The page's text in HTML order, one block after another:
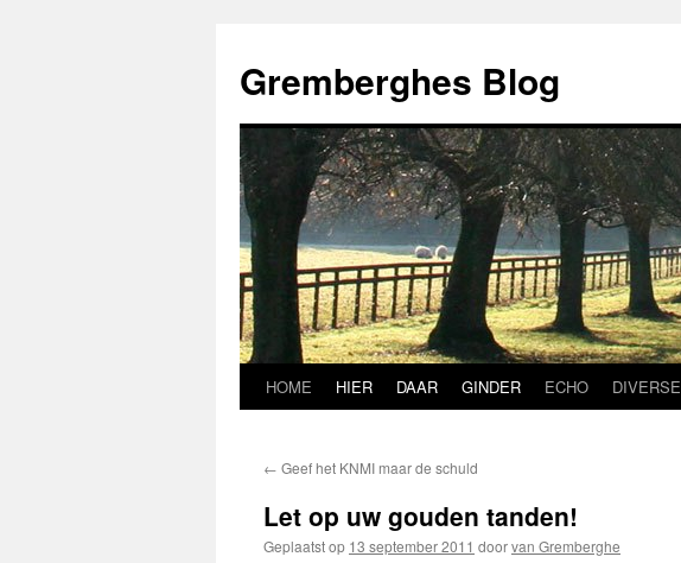
de
inhoud
Gremberghes Blog
HOME HIER DAAR GINDER ECHO DIVERSE
← Geef het KNMI maar de schuld
Let op uw gouden tanden!
Geplaatst op 13 september 2011 doorvan Gremberghe